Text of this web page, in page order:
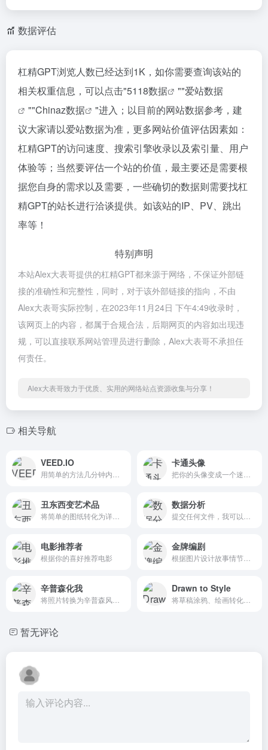
数据评估
杠精GPT浏览人数已经达到1K，如你需要查询该站的
相关权重信息，可以点击"5118数据 ""爱站数据
""Chinaz数据
"进入；以目前的网站数据参考，建
议大家请以爱站数据为准，更多网站价值评估因素如：
杠精GPT的访问速度、搜索引擎收录以及索引量、用户
体验等；当然要评估一个站的价值，最主要还是需要根
据您自身的需求以及需要，一些确切的数据则需要找杠
精GPT的站长进行洽谈提供。如该站的IP、PV、跳出
率等！
特别声明
本站Alex大表哥提供的杠精GPT都来源于网络，不保证外部链
接的准确性和完整性，同时，对于该外部链接的指向，不由
Alex大表哥实际控制，在2023年11月24日 下午4:49收录时，
该网页上的内容，都属于合规合法，后期网页的内容如出现违
规，可以直接联系网站管理员进行删除，Alex大表哥不承担任
何责任。
Alex大表哥致力于优质、实用的网络站点资源收集与分享！
相关导航
VEED.IO 卡通头像
丑东西变艺术品 数据分析
电影推荐者
根据你的喜好推荐电影
金牌编剧
辛普森化我 Drawn to Style
暂无评论